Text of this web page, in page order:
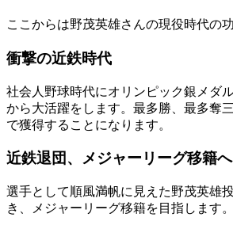
ここからは野茂英雄さんの現役時代の
衝撃の近鉄時代
社会人野球時代にオリンピック銀メダ
から大活躍をします。最多勝、最多奪
で獲得することになります。
近鉄退団、メジャーリーグ移籍へ
選手として順風満帆に見えた野茂英雄
き、メジャーリーグ移籍を目指します